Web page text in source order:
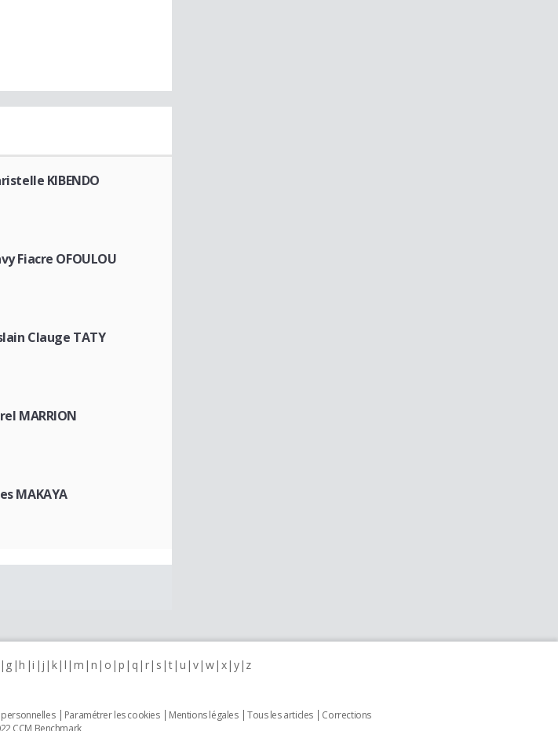
KIBENDO
Fiacre OFOULOU
Clauge TATY
MARRION
MAKAYA
g h i j k l m n o p q r s t u v w x y z
Paramétrer les cookies Mentions légales Tous les articles
Corrections